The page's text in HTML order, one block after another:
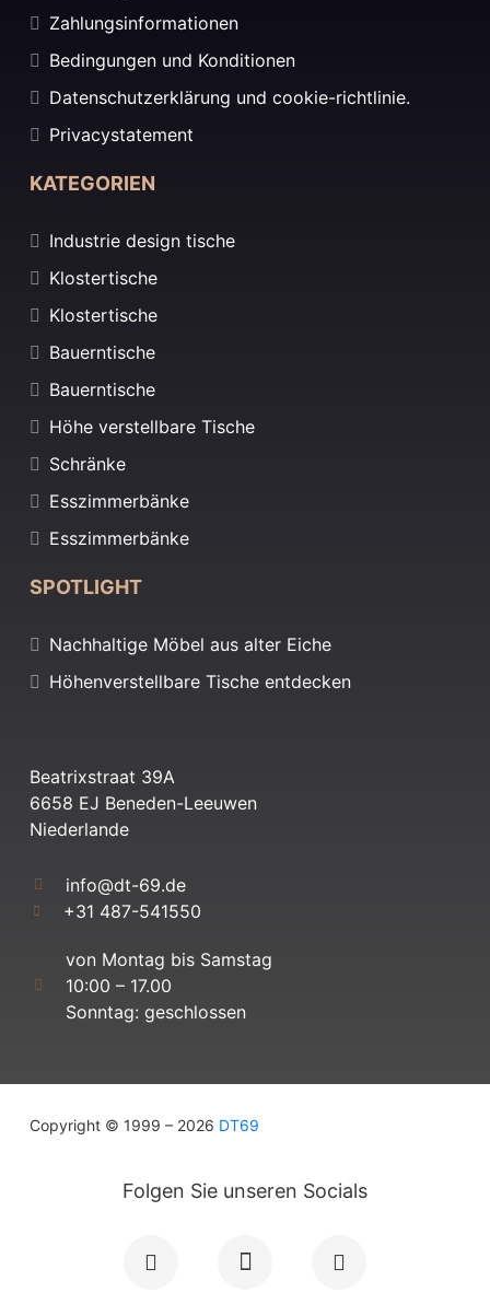
Zahlungsinformationen
Bedingungen und Konditionen
Datenschutzerklärung und cookie-richtlinie.
Privacystatement
KATEGORIEN
Industrie design tische
Klostertische
Klostertische
Bauerntische
Bauerntische
Höhe verstellbare Tische
Schränke
Esszimmerbänke
Esszimmerbänke
SPOTLIGHT
Nachhaltige Möbel aus alter Eiche
Höhenverstellbare Tische entdecken
Beatrixstraat 39A
6658 EJ Beneden-Leeuwen
Niederlande
info@dt-69.de
+31 487-541550
von Montag bis Samstag
10:00 – 17.00
Sonntag: geschlossen
Copyright © 1999 – 2026 DT69
Folgen Sie unseren Socials